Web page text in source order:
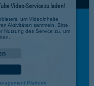
Video-Service zu laden!
um Videoinhalte
Aktivitäten sammeln. Bitte
Nutzung des Service zu, um
Platform